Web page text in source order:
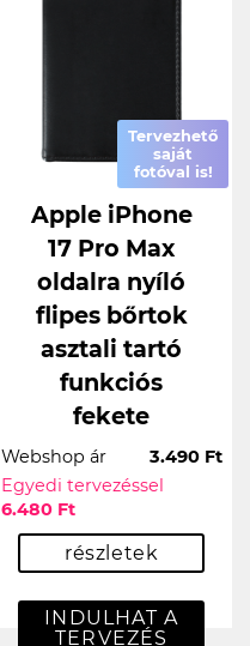
Tervezhető
saját
fotóval is!
Apple iPhone
17 Pro Max
oldalra nyíló
flipes bőrtok
asztali tartó
funkciós
fekete
Webshop ár
3.490 Ft
Egyedi tervezéssel
6.480 Ft
részletek
INDULHAT A
TERVEZÉS